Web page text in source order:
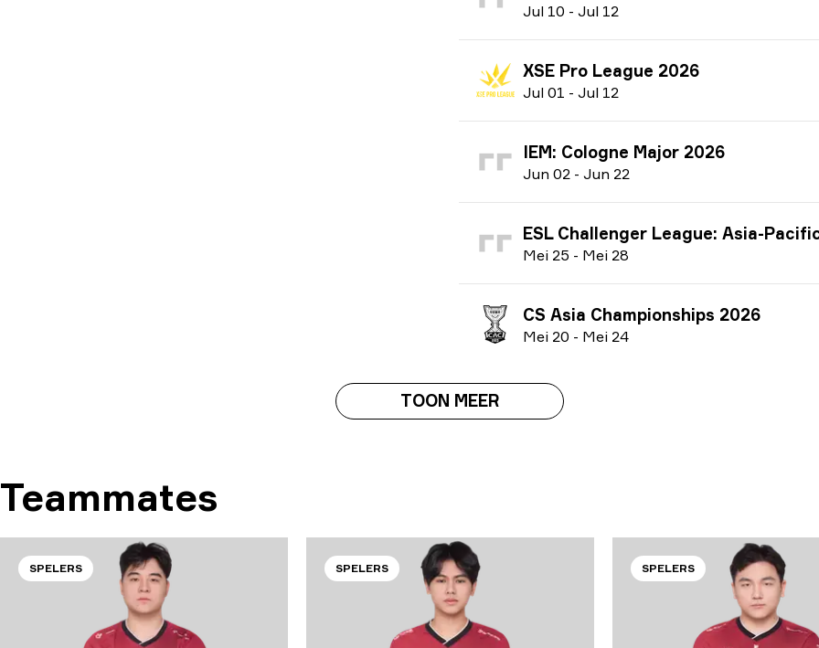
Jul 10 - Jul 12
XSE Pro League 2026
Jul 01 - Jul 12
IEM: Cologne Major 2026
Jun 02 - Jun 22
ESL Challenger League: Asia-Pacific Finals season 51
Mei 25 - Mei 28
CS Asia Championships 2026
Mei 20 - Mei 24
TOON MEER
Teammates
SPELERS SPELERS SPELERS